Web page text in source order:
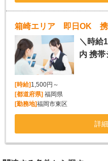
箱崎エリア 即日OK 携
＼時給
内 携
[時給] 1,500円～
[都道府県] 福岡県
[勤務地]福岡市東区
詳